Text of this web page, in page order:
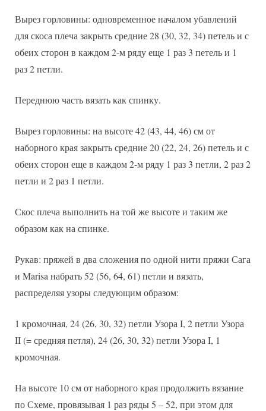
Вырез горловины: одновременное началом убавлений
для скоса плеча закрыть средние 28 (30, 32, 34) петель и с
обеих сторон в каждом 2-м ряду еще 1 раз 3 петель и 1
раз 2 петли.
Переднюю часть вязать как спинку.
Вырез горловины: на высоте 42 (43, 44, 46) см от
наборного края закрыть средние 20 (22, 24, 26) петель и с
обеих сторон еще в каждом 2-м ряду 1 раз 3 петли, 2 раз 2
петли и 2 раз 1 петли.
Скос плеча выполнить на той же высоте и таким же
образом как на спинке.
Рукав: пряжей в два сложения по одной нити пряжи Сага
и Marisa набрать 52 (56, 64, 61) петли и вязать,
распределяя узоры следующим образом:
1 кромочная, 24 (26, 30, 32) петли Узора I, 2 петли Узора
II (= средняя петля), 24 (26, 30, 32) петли Узора I, 1
кромочная.
На высоте 10 см от наборного края продолжить вязание
по Схеме, провязывая 1 раз ряды 5 – 52, при этом для